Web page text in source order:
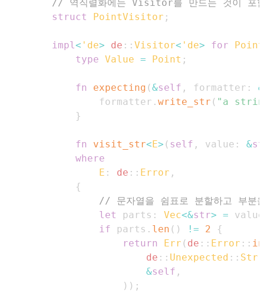
// 역직렬화에는 Visitor를 만드는 것이 포
struct
PointVisitor ;
impl < 'de> de :: Visitor< 'de> for
type Value = Point ;
fn expecting (&self , formatter :
&
                formatter
. write_str ( "a
}
fn visit_str<E> ( self , value : &
where
E : de :: Error ,
{
// 문자열을 쉼표로 분할하고 부분
let
parts : Vec<&str> = value
if parts . len ( ) != 2
{
return
Err ( de :: Error ::
de :: Unexpected :: Str
&self ,
) ) ;